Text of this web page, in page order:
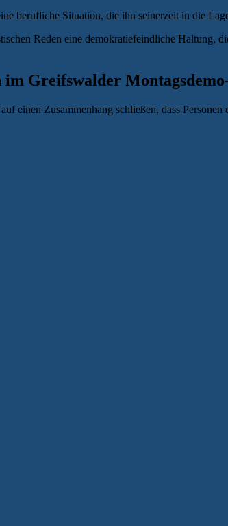
berufliche Situation, die ihn seinerzeit in die
Reden eine demokratiefeindliche Haltung,
Greifswalder
einen Zusammenhang schließen, dass